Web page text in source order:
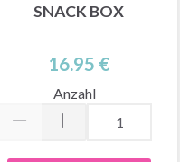
SNACK BOX
16.95 €
Anzahl